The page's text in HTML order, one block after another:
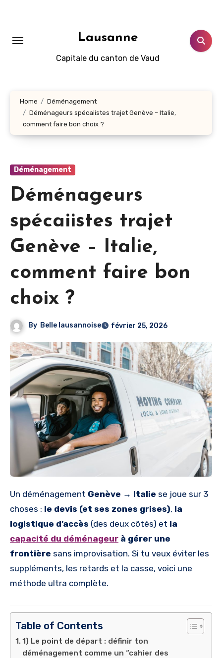
Lausanne
Capitale du canton de Vaud
Home
Déménagement
Déménageurs spécaiistes trajet Genève – Italie,
comment faire bon choix ?
Déménagement
Déménageurs
spécaiistes trajet
Genève – Italie,
comment faire bon
choix ?
By Belle lausannoise février 25, 2026
Un déménagement Genève → Italie se joue sur 3
choses : le devis (et ses zones grises), la
logistique d’accès (des deux côtés) et la
capacité du déménageur à gérer une
frontière sans improvisation. Si tu veux éviter les
suppléments, les retards et la casse, voici une
méthode ultra complète.
Table of Contents
1) Le point de départ : définir ton
déménagement comme un “cahier des